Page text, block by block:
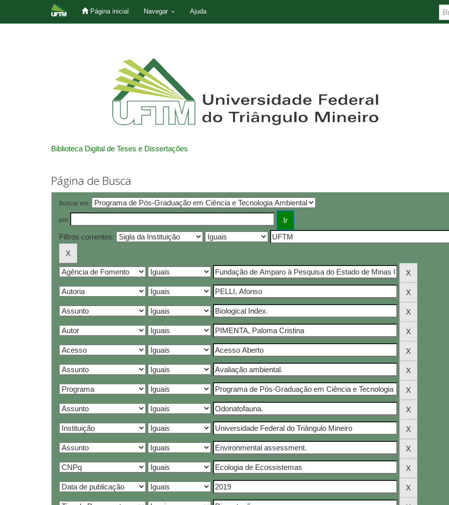
Página inicial Navegar Ajuda
Biblioteca Digital de Teses e Dissertações
Página de Busca
Buscar em:
por
Filtros correntes: